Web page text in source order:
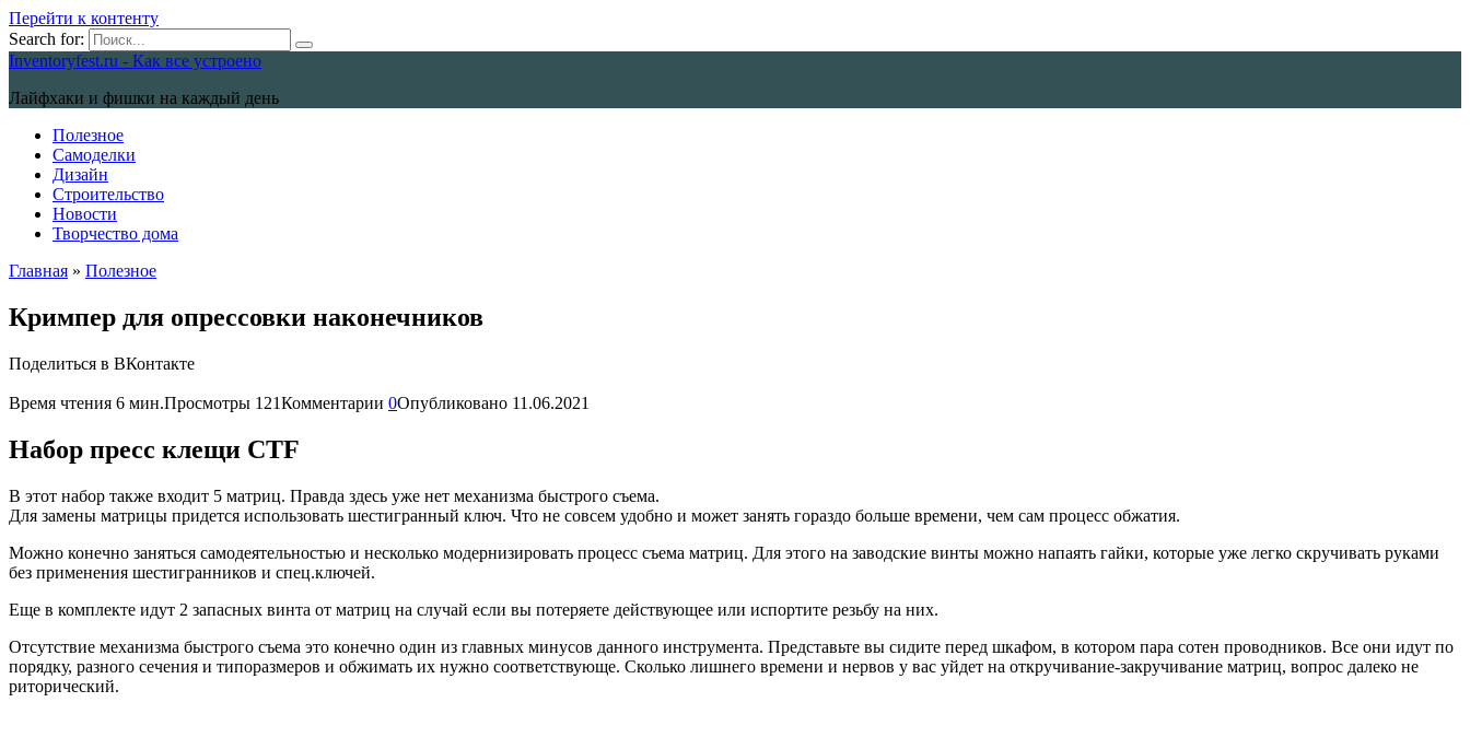
Перейти к контенту
Search for:
Inventoryfest.ru - Как все устроено
Лайфхаки и фишки на каждый день
Полезное
Самоделки
Дизайн
Строительство
Новости
Творчество дома
Главная » Полезное
Кримпер для опрессовки наконечников
Поделиться в ВКонтакте
Время чтения 6 мин.Просмотры 121Комментарии 0Опубликовано 11.06.2021
Набор пресс клещи CTF
В этот набор также входит 5 матриц. Правда здесь уже нет механизма быстрого съема.
Для замены матрицы придется использовать шестигранный ключ. Что не совсем удобно и может занять гораздо больше времени, чем сам процесс обжатия.
Можно конечно заняться самодеятельностью и несколько модернизировать процесс съема матриц. Для этого на заводские винты можно напаять гайки, которые уже легко скручивать руками
без применения шестигранников и спец.ключей.
Еще в комплекте идут 2 запасных винта от матриц на случай если вы потеряете действующее или испортите резьбу на них.
Отсутствие механизма быстрого съема это конечно один из главных минусов данного инструмента. Представьте вы сидите перед шкафом, в котором пара сотен проводников. Все они идут по
порядку, разного сечения и типоразмеров и обжимать их нужно соответствующе. Сколько лишнего времени и нервов у вас уйдет на откручивание-закручивание матриц, вопрос далеко не
риторический.